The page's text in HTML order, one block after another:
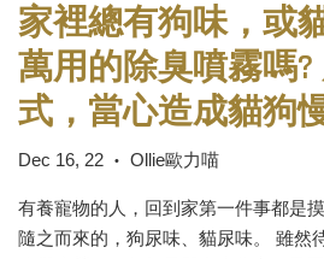
家裡總有狗味，或
萬用的除臭噴霧嗎
式，當心造成貓狗
Dec 16, 22 • Ollie歐力喵
有養寵物的人，回到家第一件事都是
隨之而來的，狗尿味、貓尿味。 雖然